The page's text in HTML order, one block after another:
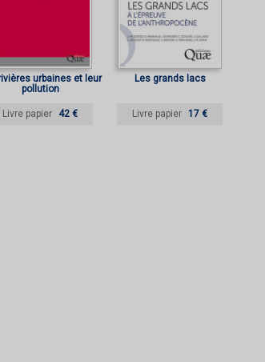
urbaines et leur
pollution
Livre papier 42 €
Les grands lacs
Livre papier 17 €